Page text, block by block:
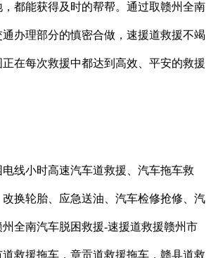
都能获得及时的帮帮。通过取赣州全南
办理部分的慎密合做，速援道救援不竭
在每次救援中都达到高效、平安的救援
小时高速汽车道救援、汽车拖车救
换轮胎、应急送油、汽车检修抢修、汽
全南汽车脱困救援-速援道救援赣州市
道救援拖车，章贡道救援拖车，赣县道救